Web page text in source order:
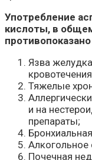
Употребление
кислоты, в
Язва
Тяжелые
и на
препараты;
Алкогольное
Почечная